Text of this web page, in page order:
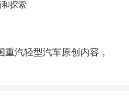
探索
汽轻型汽车原创内容，